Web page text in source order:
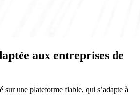
aux entreprises de
sur une plateforme fiable, qui s’adapte à